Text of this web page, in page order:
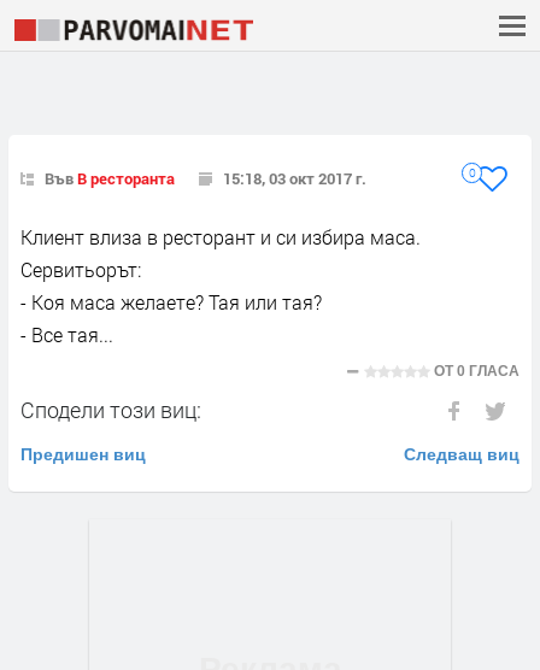
ВъвВ ресторанта 15:18, 03 окт 2017 г. 0
Клиент влиза в ресторант и си избира маса.
Сервитьорът:
- Коя маса желаете? Тая или тая?
- Все тая...
ОТ0 ГЛАСА
Сподели този виц:
Предишен виц Следващ виц